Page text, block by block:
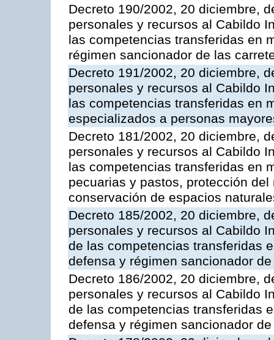
Decreto 190/2002, 20 diciembre,
personales y recursos al Cabildo
las competencias transferidas en
régimen sancionador de las
Decreto 191/2002, 20 diciembre,
personales y recursos al Cabildo
las competencias transferidas en
especializados a personas
Decreto 181/2002, 20 diciembre,
personales y recursos al Cabildo
las competencias transferidas en
pecuarias y pastos, protección
conservación de espacios
Decreto 185/2002, 20 diciembre,
personales y recursos al Cabildo
de las competencias transferidas
defensa y régimen sancionador
Decreto 186/2002, 20 diciembre,
personales y recursos al Cabildo
de las competencias transferidas
defensa y régimen sancionador